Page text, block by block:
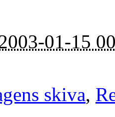
01-15
skiva,